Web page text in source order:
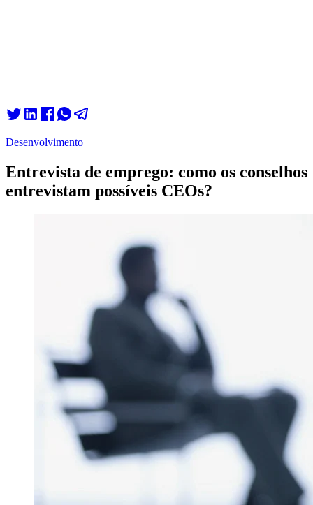
Desenvolvimento
Entrevista de emprego: como os conselhos
entrevistam possíveis CEOs?